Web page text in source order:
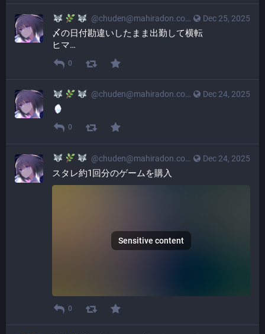
Dec 25, 2025
@chuden@mahiradon.com
〆の日付勘違いしたまま出勤して横転
ヒマ…
0
Dec 24, 2025
@chuden@mahiradon.com
0
Dec 24, 2025
@chuden@mahiradon.com
スタレ約1回分のゲームを購入
Sensitive content
0